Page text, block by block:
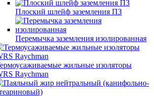
Плоский шлейф заземления ПЗ
Перемычка заземления изолированная
жильные изоляторы
Raychman